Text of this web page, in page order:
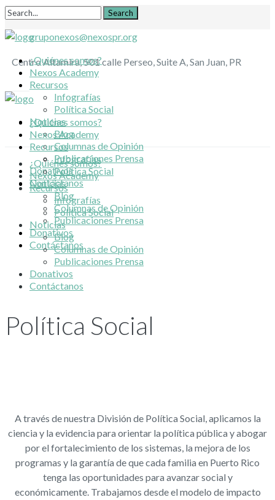
gruponexos@nexospr.org
Centro Altamira, 501 calle Perseo, Suite A, San Juan, PR
¿Quiénes somos?
Nexos Academy
Recursos
Infografías
Política Social
Noticias
Blog
Columnas de Opinión
Publicaciones Prensa
Donativos
Contáctanos
¿Quiénes somos?
Nexos Academy
Recursos
Infografías
Política Social
Noticias
Blog
Columnas de Opinión
Publicaciones Prensa
Donativos
Contáctanos
¿Quiénes somos?
Nexos Academy
Recursos
Infografías
Política Social
Noticias
Blog
Columnas de Opinión
Publicaciones Prensa
Donativos
Contáctanos
Política Social
A través de nuestra División de Política Social, aplicamos la
ciencia y la evidencia para orientar la política pública y abogar
por el fortalecimiento de los sistemas, la mejora de los
programas y la garantía de que cada familia en Puerto Rico
tenga las oportunidades para avanzar social y
económicamente. Trabajamos desde el modelo de impacto